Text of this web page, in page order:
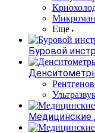
Еще
Буровой
Медицинские